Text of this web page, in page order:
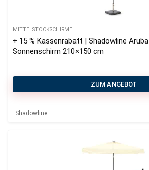
MITTELSTOCKSCHIRME
+ 15 % Kassenrabatt | Shadowline Aruba
Sonnenschirm 210×150 cm
ZUM ANGEBOT
Shadowline